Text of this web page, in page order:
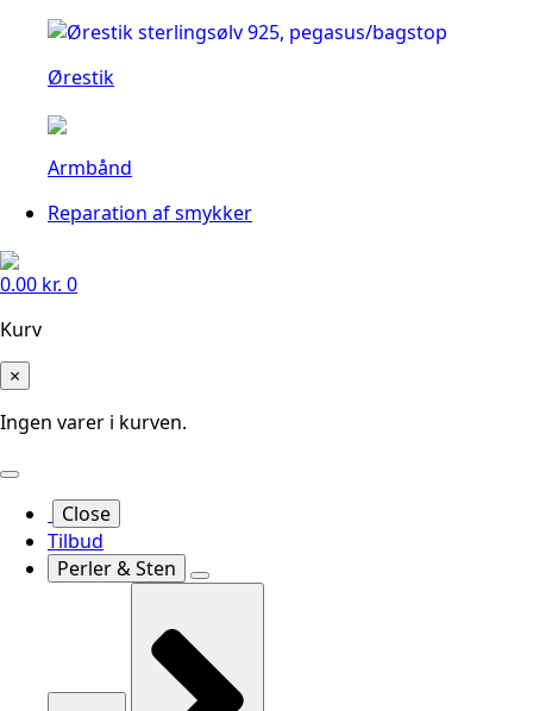
Ørestik
Armbånd
Reparation af smykker
0.00 kr. 0
Kurv
×
Ingen varer i kurven.
Close
Tilbud
Perler & Sten